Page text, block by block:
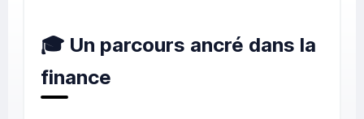
🎓 Un parcours ancré dans la
finance